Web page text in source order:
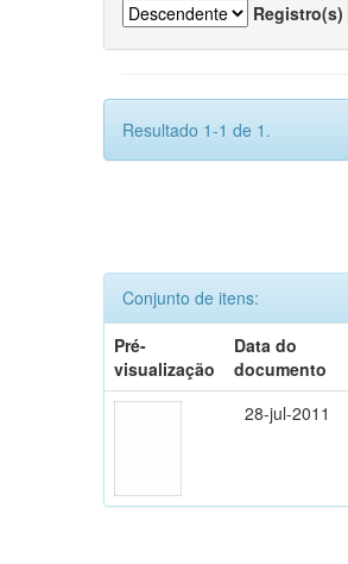
Registro(s)
Resultado 1-1 de 1.
Conjunto de itens:
Pré-
visualização
Data do
documento
28-jul-2011